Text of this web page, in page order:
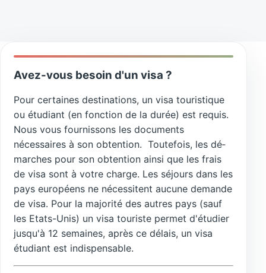
Avez-vous besoin d'un visa ?
Pour certaines destinations, un visa touris­tique
ou étudiant (en fonction de la durée) est requis.
Nous vous fournissons les documents
nécessaires à son obtention. Toutefois, les dé­
marches pour son obtention ainsi que les frais
de visa sont à votre charge. Les séjours dans les
pays européens ne nécessitent aucune demande
de visa. Pour la majorité des autres pays (sauf
les Etats-Unis) un visa touriste permet d'étudier
jusqu'à 12 semaines, après ce délais, un visa
étudiant est indispensable.